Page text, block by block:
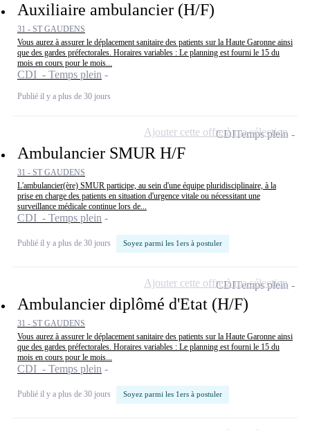
Auxiliaire ambulancier (H/F)
31 - ST GAUDENS
Vous aurez à assurer le déplacement sanitaire des patients sur la Haute Garonne ainsi
que des gardes préfectorales. Horaires variables : Le planning est fourni le 15 du
mois en cours pour le mois...
CDI - Temps plein
Publié il y a plus de 30 jours
Ambulancier SMUR H/F
31 - ST GAUDENS
L'ambulancier(ère) SMUR participe, au sein d'une équipe pluridisciplinaire, à la
prise en charge des patients en situation d'urgence vitale ou nécessitant une
surveillance médicale continue lors de...
CDI - Temps plein
Publié il y a plus de 30 jours Soyez parmi les 1ers à postuler
CDITemps plein
Ajouter cette offre à ma sélection
Ambulancier diplômé d'Etat (H/F)
31 - ST GAUDENS
Vous aurez à assurer le déplacement sanitaire des patients sur la Haute Garonne ainsi
que des gardes préfectorales. Horaires variables : Le planning est fourni le 15 du
mois en cours pour le mois...
CDI - Temps plein
Publié il y a plus de 30 jours Soyez parmi les 1ers à postuler
CDITemps plein
Ajouter cette offre à ma sélection